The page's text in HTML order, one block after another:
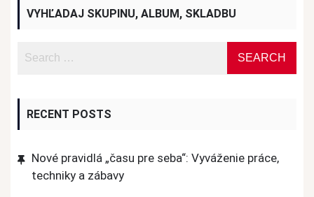
VYHĽADAJ SKUPINU, ALBUM, SKLADBU
RECENT POSTS
Nové pravidlá „času pre seba“: Vyváženie práce,
techniky a zábavy